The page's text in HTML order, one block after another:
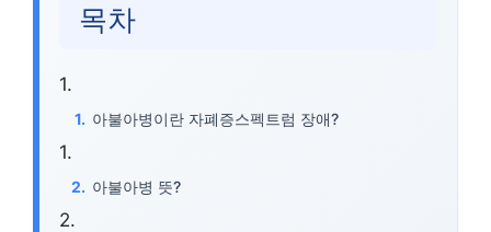
목차
아불아병이란 자폐증스펙트럼 장애?
아불아병 뜻?